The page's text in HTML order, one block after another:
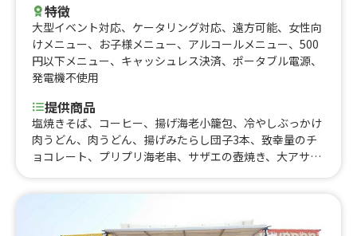
特徴
大型イベント対応、 ケータリング対応、 遠方可能、 女性向
けメニュー、 お子様メニュー、 アルコールメニュー、 500
円以下メニュー、 キャッシュレス決済、 ポータブル電源、
発電機不使用
提供商品
塩焼きそば、コーヒー、揚げ海老小籠包、冷やしぶっかけ
肉うどん、肉うどん、揚げみたらし団子3本、致幸量のチ
ョコレート、プリプリ海老串、サザエの壺焼き、大アサリ
サイーボウル、至極のアップルパイ、山盛りポテト、揚げ